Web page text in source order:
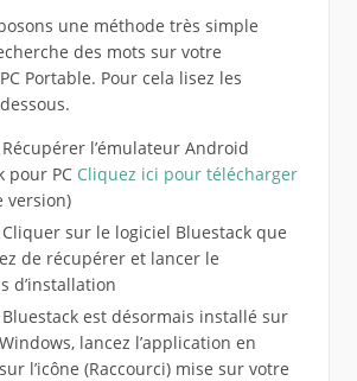
une méthode très simple
des mots sur votre
Portable. Pour cela lisez les
l’émulateur Android
pour PC Cliquez ici pour télécharger
version)
Cliquer sur le logiciel Bluestack que
de récupérer et lancer le
d’installation
Bluestack est désormais installé sur
lancez l’application en
l’icône (Raccourci) mise sur votre